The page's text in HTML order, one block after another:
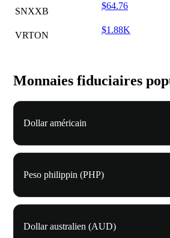
SNXXB
$64.76
VRTON
$1.88K
Monnaies fiduciaires
Dollar américain
Peso philippin (PHP)
Dollar australien (AUD)